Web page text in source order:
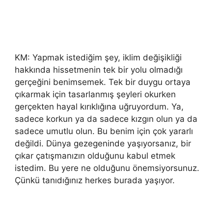
KM: Yapmak istediğim şey, iklim değişikliği
hakkında hissetmenin tek bir yolu olmadığı
gerçeğini benimsemek. Tek bir duygu ortaya
çıkarmak için tasarlanmış şeyleri okurken
gerçekten hayal kırıklığına uğruyordum. Ya,
sadece korkun ya da sadece kızgın olun ya da
sadece umutlu olun. Bu benim için çok yararlı
değildi. Dünya gezegeninde yaşıyorsanız, bir
çıkar çatışmanızın olduğunu kabul etmek
istedim. Bu yere ne olduğunu önemsiyorsunuz.
Çünkü tanıdığınız herkes burada yaşıyor.